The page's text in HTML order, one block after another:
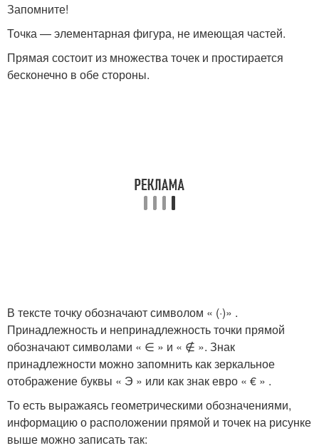
Запомните!
Точка — элементарная фигура, не имеющая частей.
Прямая состоит из множества точек и простирается
бесконечно в обе стороны.
В тексте точку обозначают символом « (·)» .
Принадлежность и непринадлежность точки прямой
обозначают символами « ∈ » и « ∉ ». Знак
принадлежности можно запомнить как зеркальное
отображение буквы « Э » или как знак евро « € » .
То есть выражаясь геометрическими обозначениями,
информацию о расположении прямой и точек на рисунке
выше можно записать так: